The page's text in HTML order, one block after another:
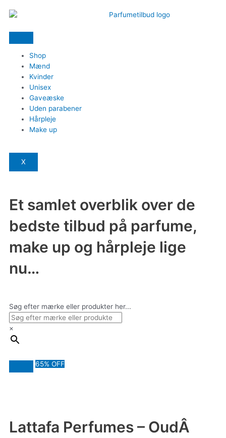
Shop
Mænd
Kvinder
Unisex
Gaveæske
Uden parabener
Hårpleje
Make up
X
Et samlet overblik over de
bedste tilbud på parfume,
make up og hårpleje lige
nu…
Søg efter mærke eller produkter her...
×
65% OFF
Lattafa Perfumes – OudÂ